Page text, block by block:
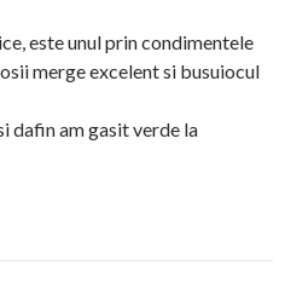
este unul prin condimentele
merge excelent si busuiocul
dafin am gasit verde la